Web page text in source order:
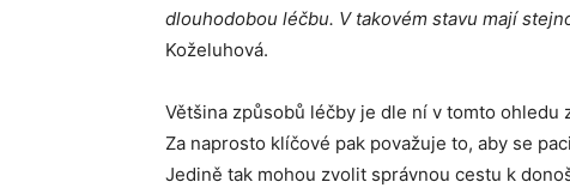
dlouhodobou léčbu. V takovém stavu mají
Koželuhová.
Většina způsobů léčby je dle ní v tomto ohledu
Za naprosto klíčové pak považuje to, aby se
Jedině tak mohou zvolit správnou cestu k